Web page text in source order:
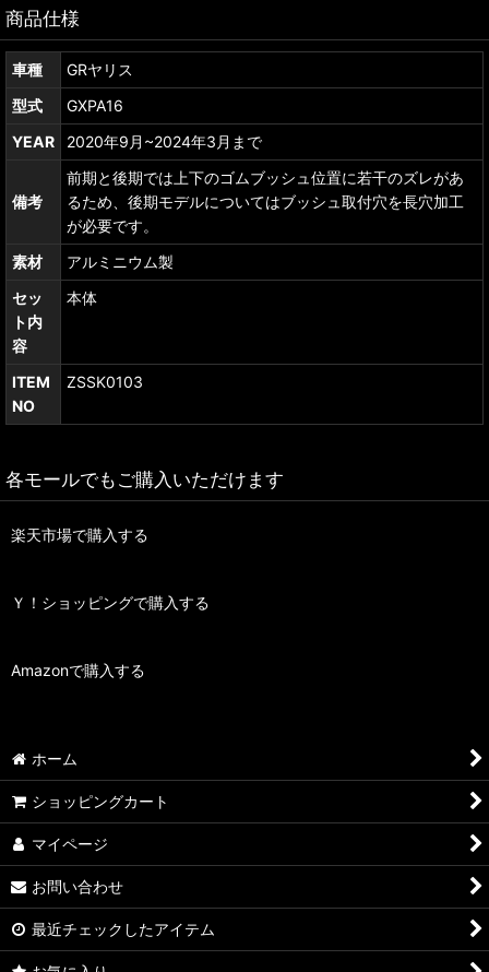
商品仕様
車種
GRヤリス
型式
GXPA16
YEAR
2020年9月~2024年3月まで
備考
前期と後期では上下のゴムブッシュ位置に若干のズレがあ
るため、後期モデルについてはブッシュ取付穴を長穴加工
が必要です。
素材
アルミニウム製
セッ
ト内
容
本体
ITEM
NO
ZSSK0103
各モールでもご購入いただけます
楽天市場で購入する
Ｙ！ショッピングで購入する
Amazonで購入する
ホーム
ショッピングカート
マイページ
お問い合わせ
最近チェックしたアイテム